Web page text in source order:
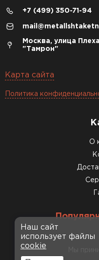
+7 (499) 350-71-94
Москва, улица
"Тамрон"
Карта сайта
Политика
О
Мы
Наш сайт
использует файлы
cookie